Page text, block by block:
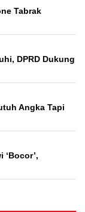
Tabrak
DPRD Dukung
Angka Tapi
‘Bocor’,